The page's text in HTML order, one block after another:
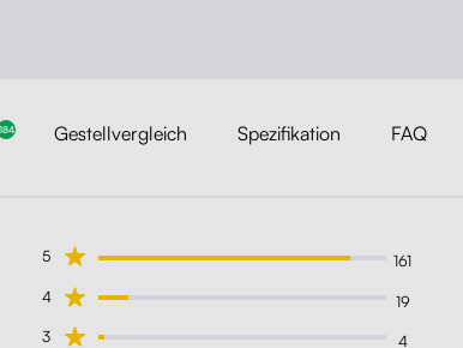
184 Gestellvergleich Spezifikation FAQ
5
161
4
19
3
4